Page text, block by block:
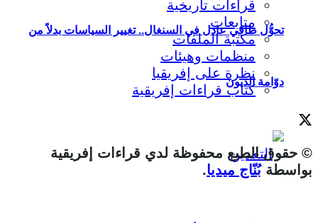
تحوُّل طاقي عادل في السنغال.. تغيير السياسات بدلاً من
دوّامة الديون
قراءات تاريخية
متابعات
مكتبة الملفات
منظمات وهيئات
نظرة على إفريقيا
كتاب قراءات إفريقية
© حقوق الطبع محفوظة لدي قراءات إفريقية
بواسطةبُنّاج ميديا.